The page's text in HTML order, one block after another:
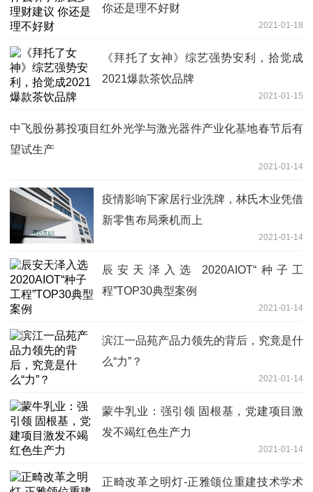
你还是理不好财
2021-01-18
《拜托了女神》综艺强势安利，拾觉成
2021爆款茶饮品牌
2021-01-15
中飞股份募投项目红外光学与激光器件产业化基地春节后有
望试生产
2021-01-14
疫情影响下家居行业洗牌，林氏木业凭借
新零售布局乘机而上
2021-01-14
辰安天泽入选 2020AIOT“种子工
程”TOP30典型案例
2021-01-14
滨江一品苑产品力领先的背后，究竟是什
么“力”？
2021-01-14
蒙牛乳业：强引领 固根基，党建项目激
发不竭红色生产力
2021-01-14
正畸改革之明灯-正雅颌位重建技术学术